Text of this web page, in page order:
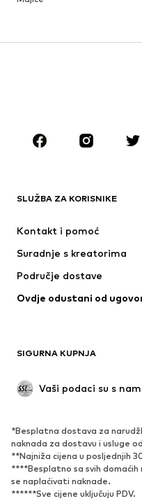
ODJEĆA
Jakne
Odijela i sakoi
Kupaći kostimi
Posebne prigode
OBUĆA
Novo
Otvorena obuća
SPORT
SLUŽBA ZA KORISNIKE
Kontakt i pomoć
Suradnje s kreatorima
Područje dostave
Ovdje odustani od
SIGURNA KUPNJA
Vaši podaci su s
*Besplatna dostava za
naknada za dostavu i usluge
**Najniža cijena u posljednjih
****Besplatno sa svih
se naplaćivati ​​naknade.
******Sve cijene uključuju PDV.